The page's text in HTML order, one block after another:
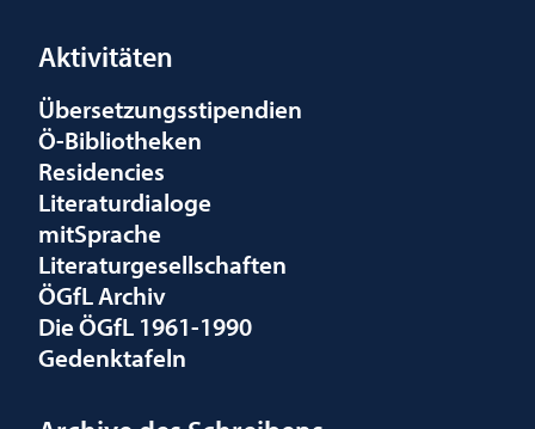
Aktivitäten
Übersetzungsstipendien
Ö-Bibliotheken
Residencies
Literaturdialoge
mitSprache
Literaturgesellschaften
ÖGfL Archiv
Die ÖGfL 1961-1990
Gedenktafeln